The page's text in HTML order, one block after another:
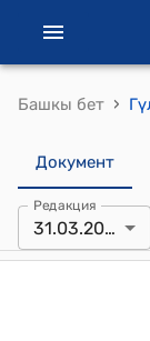
Башкы бет ›
Документ
Редакция
31.03.2011